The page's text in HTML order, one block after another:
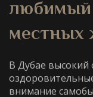
любимый
местных
В Дубае высокий
внимание